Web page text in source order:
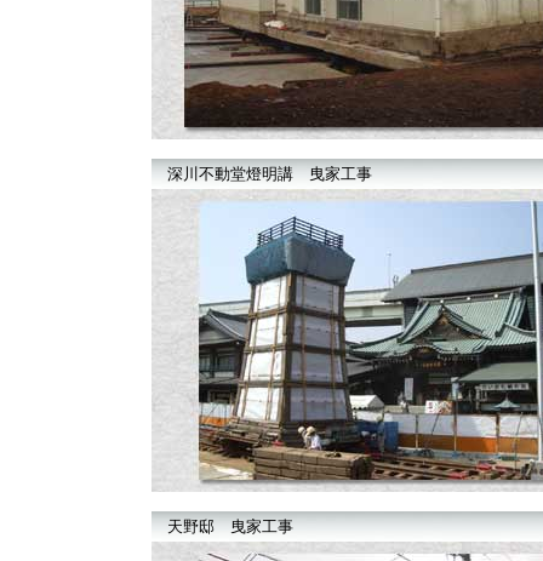
深川不動堂燈明講 曳家工事
天野邸 曳家工事